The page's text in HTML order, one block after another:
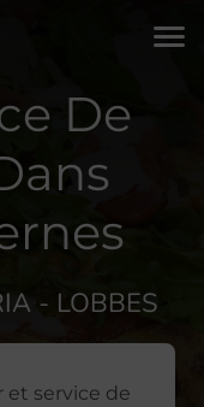
De
- LOBBES
et service de